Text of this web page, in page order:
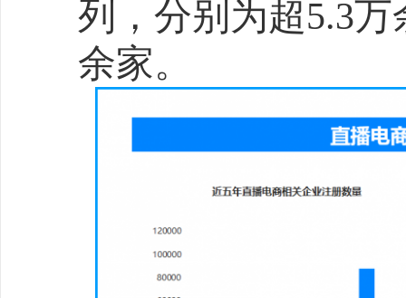
跨界消费火热
AI技术的场景化应用成
点。科大讯飞AI翻译耳机
万台，实时转写功能精准
保鲜提醒，智能大家电搜
75%。智能家居设备在90
的配套率突破40%，推动